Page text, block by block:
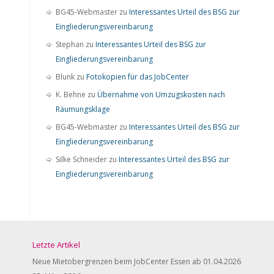
BG45-Webmaster zu Interessantes Urteil des BSG zur
Eingliederungsvereinbarung
Stephan zu Interessantes Urteil des BSG zur
Eingliederungsvereinbarung
Blunk zu Fotokopien für das JobCenter
K. Behne zu Übernahme von Umzugskosten nach
Räumungsklage
BG45-Webmaster zu Interessantes Urteil des BSG zur
Eingliederungsvereinbarung
Silke Schneider zu Interessantes Urteil des BSG zur
Eingliederungsvereinbarung
Letzte Artikel
Neue Mietobergrenzen beim JobCenter Essen ab 01.04.2026